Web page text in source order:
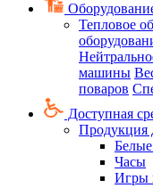
Тепловое
машины
поваров
Доступная
Продукция
Белые
Часы
Игры